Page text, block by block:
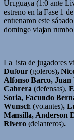
Uruguaya (1:0 ante
estreno en la Fase 1
entrenaron este
domingo viajan rumbo
La lista de jugadores
Dufour (goleros),
Alfonso Barco,
Cabrera (defensas),
Soria, Facundo
Wunsch (volantes),
Mansilla, Anderson
Rivero (delanteros).